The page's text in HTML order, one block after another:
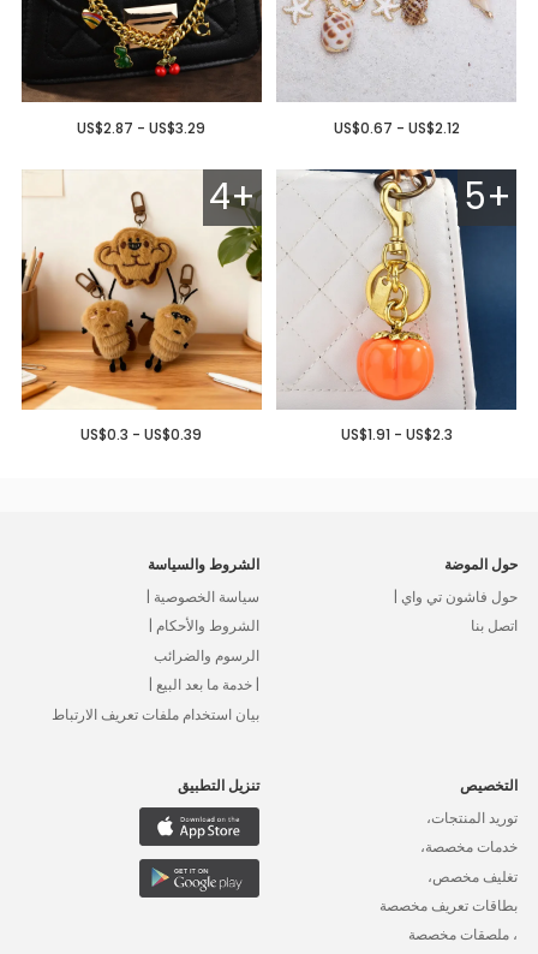
US$0.67 - US$2.12
US$2.87 - US$3.29
5+
US$1.91 - US$2.3
4+
US$0.3 - US$0.39
حول الموضة
حول فاشون تي واي |
اتصل بنا
الشروط والسياسة
سياسة الخصوصية |
الشروط والأحكام |
الرسوم والضرائب
| خدمة ما بعد البيع |
بيان استخدام ملفات تعريف الارتباط
التخصيص
توريد المنتجات،
خدمات مخصصة،
تغليف مخصص،
بطاقات تعريف مخصصة
، ملصقات مخصصة
تنزيل التطبيق